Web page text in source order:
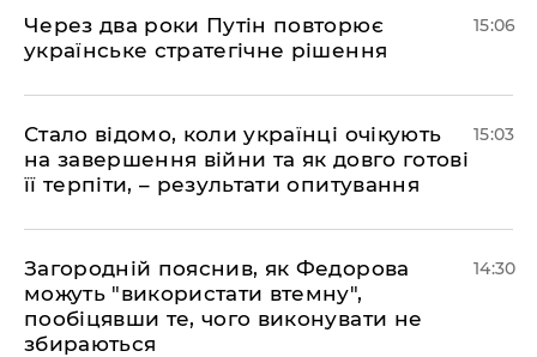
Через два роки Путін повторює
українське стратегічне рішення
15:06
Стало відомо, коли українці очікують
на завершення війни та як довго готові
її терпіти, – результати опитування
15:03
Загородній пояснив, як Федорова
можуть "використати втемну",
пообіцявши те, чого виконувати не
збираються
14:30